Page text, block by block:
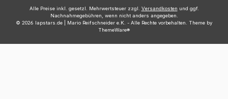
Alle Preise inkl. gesetzl. Mehrwertsteuer zzgl. Versandkosten und ggf.
Nachnahmegebühren, wenn nicht anders angegeben.
© 2026 lapstars.de | Mario Reifschneider e.K. - Alle Rechte vorbehalten. Theme by
ThemeWare®